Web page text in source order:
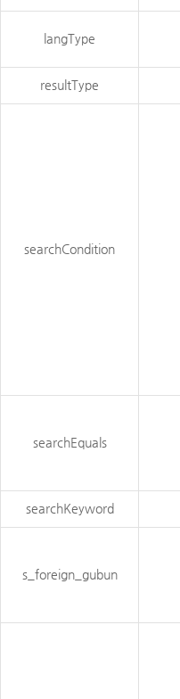
langType
resultType
searchCondition
searchEquals
searchKeyword
s_foreign_gubun